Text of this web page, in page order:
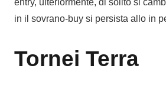
entry, ulteriormente, di solito si
in il sovrano-buy si persista allo in
Tornei Terra